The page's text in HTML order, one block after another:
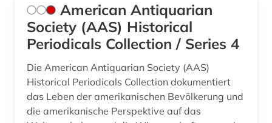
parlament (1)
parlamentswahl (8)
partei (1)
pflege (1)
pflegeeinrichtungen (1)
American Antiquarian
Society (AAS) Historical
Periodicals Collection / Series 4
Die American Antiquarian Society (AAS)
Historical Periodicals Collection dokumentiert
das Leben der amerikanischen Bevölkerung und
die amerikanische Perspektive auf das